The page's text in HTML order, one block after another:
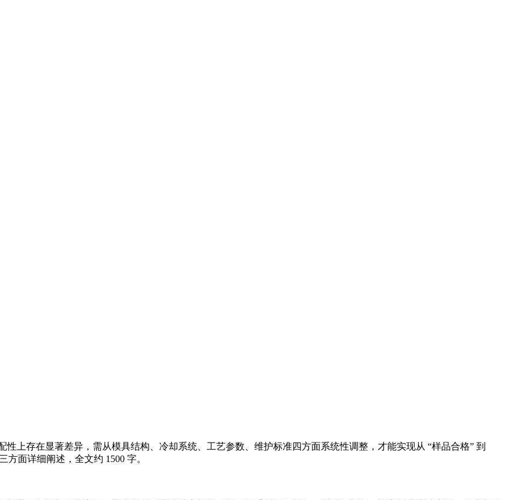
上存在显著差异，需从模具结构、冷却系统、工艺参数、维护标准四方面系统性调整，才能实现从 “样品合格” 到
面详细阐述，全文约 1500 字。